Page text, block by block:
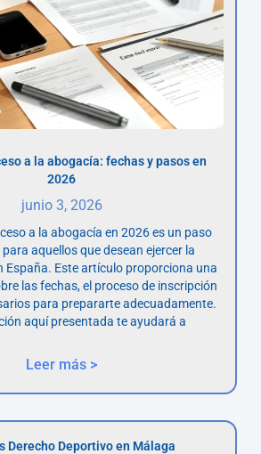
a la abogacía: fechas y pasos en
2026
junio 3, 2026
a la abogacía en 2026 es un paso
aquellos que desean ejercer la
España. Este artículo proporciona una
las fechas, el proceso de inscripción
para prepararte adecuadamente.
aquí presentada te ayudará a
Leer más >
Derecho Deportivo en Málaga